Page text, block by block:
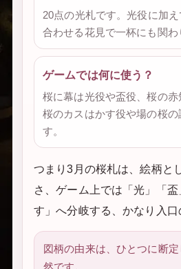
20点の光札です。光役に加
合わせる花見で一杯にも関わ
ゲームでは何に使う？
桜に幕は光役や盃役、桜の赤
桜のカスはかす役や場の桜の
す。
つまり3月の桜札は、絵柄と
さ、ゲーム上では「光」「
す」へ分岐する、かなり入口
図柄の由来は、ひとつに断
然です。